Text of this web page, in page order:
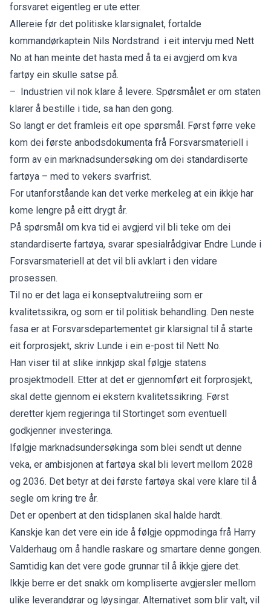
forsvaret eigentleg er ute etter.
Allereie før det politiske klarsignalet, fortalde
kommandørkaptein Nils Nordstrand i eit intervju med Nett
No at han meinte det hasta med å ta ei avgjerd om kva
fartøy ein skulle satse på.
– Industrien vil nok klare å levere. Spørsmålet er om staten
klarer å bestille i tide, sa han den gong.
So langt er det framleis eit ope spørsmål. Først førre veke
kom dei første anbodsdokumenta frå Forsvarsmateriell i
form av ein marknadsundersøking om dei standardiserte
fartøya – med to vekers svarfrist.
For utanforståande kan det verke merkeleg at ein ikkje har
kome lengre på eitt drygt år.
På spørsmål om kva tid ei avgjerd vil bli teke om dei
standardiserte fartøya, svarar spesialrådgivar Endre Lunde i
Forsvarsmateriell at det vil bli avklart i den vidare
prosessen.
Til no er det laga ei konseptvalutreiing som er
kvalitetssikra, og som er til politisk behandling. Den neste
fasa er at Forsvarsdepartementet gir klarsignal til å starte
eit forprosjekt, skriv Lunde i ein e-post til Nett No.
Han viser til at slike innkjøp skal følgje statens
prosjektmodell. Etter at det er gjennomført eit forprosjekt,
skal dette gjennom ei ekstern kvalitetssikring. Først
deretter kjem regjeringa til Stortinget som eventuell
godkjenner investeringa.
Ifølgje marknadsundersøkinga som blei sendt ut denne
veka, er ambisjonen at fartøya skal bli levert mellom 2028
og 2036. Det betyr at dei første fartøya skal vere klare til å
segle om kring tre år.
Det er openbert at den tidsplanen skal halde hardt.
Kanskje kan det vere ein ide å følgje oppmodinga frå Harry
Valderhaug om å handle raskare og smartare denne gongen.
Samtidig kan det vere gode grunnar til å ikkje gjere det.
Ikkje berre er det snakk om kompliserte avgjersler mellom
ulike leverandørar og løysingar. Alternativet som blir valt, vil